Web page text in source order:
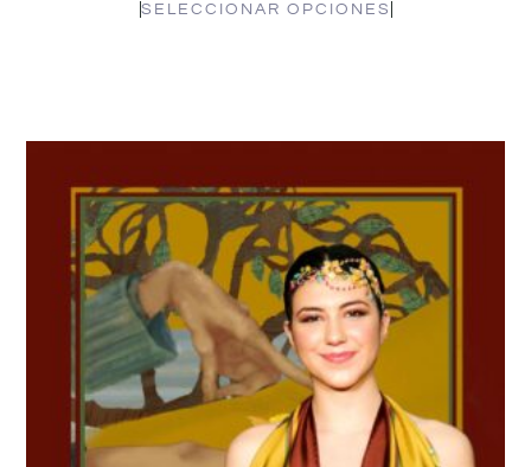
SELECCIONAR OPCIONES